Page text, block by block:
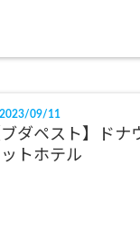
09/11
ダペスト】ドナ
トホテル